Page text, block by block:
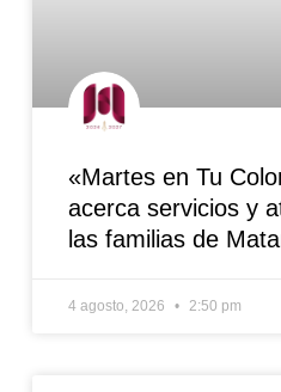
«Martes en Tu
acerca servicios y
las familias de
4 agosto, 2026 2:50 pm